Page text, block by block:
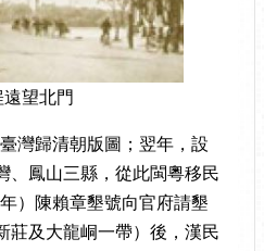
望北門
灣歸清朝版圖；翌年，設
、鳳山三縣，從此閩粵移民
）陳賴章墾號向官府請墾
莊及大龍峒一帶）後，漢民